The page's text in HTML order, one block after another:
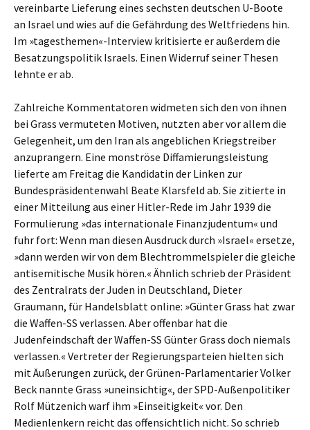
vereinbarte Lieferung eines sechsten deutschen U-Boote
an Israel und wies auf die Gefährdung des Weltfriedens hin.
Im »tagesthemen«-Interview kritisierte er außerdem die
Besatzungspolitik Israels. Einen Widerruf seiner Thesen
lehnte er ab.
Zahlreiche Kommentatoren widmeten sich den von ihnen
bei Grass vermuteten Motiven, nutzten aber vor allem die
Gelegenheit, um den Iran als angeblichen Kriegstreiber
anzuprangern. Eine monströse Diffamierungsleistung
lieferte am Freitag die Kandidatin der Linken zur
Bundespräsidentenwahl Beate Klarsfeld ab. Sie zitierte in
einer Mitteilung aus einer Hitler-Rede im Jahr 1939 die
Formulierung »das internationale Finanzjudentum« und
fuhr fort: Wenn man diesen Ausdruck durch »Israel« ersetze,
»dann werden wir von dem Blechtrommelspieler die gleiche
antisemitische Musik hören.« Ähnlich schrieb der Präsident
des Zentralrats der Juden in Deutschland, Dieter
Graumann, für Handelsblatt online: »Günter Grass hat zwar
die Waffen-SS verlassen. Aber offenbar hat die
Judenfeindschaft der Waffen-SS Günter Grass doch niemals
verlassen.« Vertreter der Regierungsparteien hielten sich
mit Äußerungen zurück, der Grünen-Parlamentarier Volker
Beck nannte Grass »uneinsichtig«, der SPD-Außenpolitiker
Rolf Mützenich warf ihm »Einseitigkeit« vor. Den
Medienlenkern reicht das offensichtlich nicht. So schrieb